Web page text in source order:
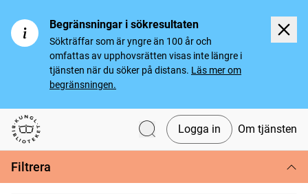
Begränsningar i sökresultaten
Sökträffar som är yngre än 100 år och
omfattas av upphovsrätten visas inte längre i
tjänsten när du söker på distans. Läs mer om
begränsningen.
Svenska tidningar
Logga in Om tjänsten
Filtrera